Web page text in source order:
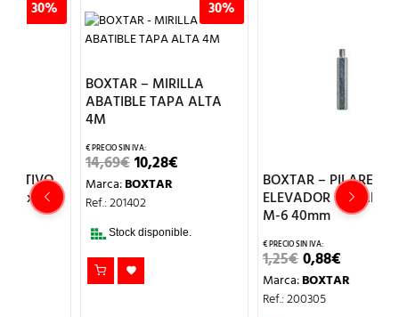
BOXTAR – MIRILLA
ABATIBLE TAPA ALTA
EL
PRECIO
ORIGINAL
ERA:
10,28€EL
PRECIO
ACTUAL
ES:
Marca:
BOXTAR
Ref.: 201402
Stock disponible.
BOXTAR – PILARETE
ELEVADOR METALICO
M-6 40mm
EL
PRECIO
ORIGINAL
ERA:
0,88€EL
PRECIO
ACTUAL
ES:
BOXTAR
Ref.: 200305